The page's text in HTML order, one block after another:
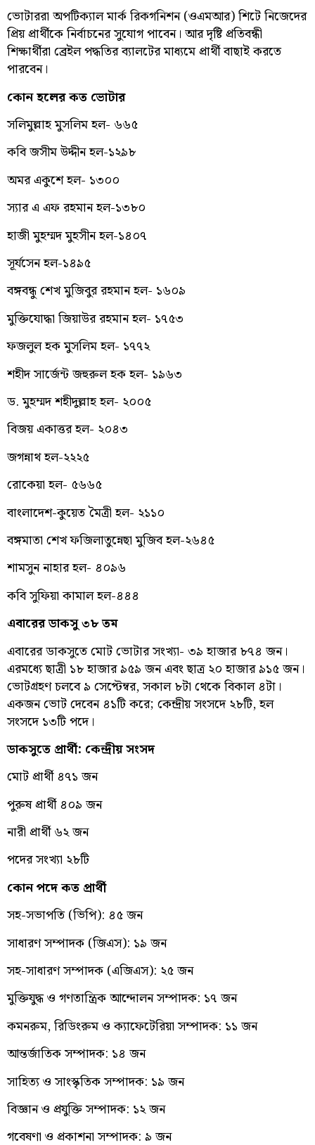
ভোটাররা অপটিক্যাল মার্ক রিকগনিশন (ওএমআর) শিটে নিজেদের
প্রিয় প্রার্থীকে নির্বাচনের সুযোগ পাবেন। আর দৃষ্টি প্রতিবন্ধী
শিক্ষার্থীরা ব্রেইল পদ্ধতির ব্যালটের মাধ্যমে প্রার্থী বাছাই করতে
পারবেন।
কোন হলের কত ভোটার
সলিমুল্লাহ মুসলিম হল- ৬৬৫
কবি জসীম উদ্দীন হল-১২৯৮
অমর একুশে হল- ১৩০০
স্যার এ এফ রহমান হল-১৩৮০
হাজী মুহম্মদ মুহসীন হল-১৪০৭
সূর্যসেন হল-১৪৯৫
বঙ্গবন্ধু শেখ মুজিবুর রহমান হল- ১৬০৯
মুক্তিযোদ্ধা জিয়াউর রহমান হল- ১৭৫৩
ফজলুল হক মুসলিম হল- ১৭৭২
শহীদ সার্জেন্ট জহুরুল হক হল- ১৯৬৩
ড. মুহম্মদ শহীদুল্লাহ হল- ২০০৫
বিজয় একাত্তর হল- ২০৪৩
জগন্নাথ হল-২২২৫
রোকেয়া হল- ৫৬৬৫
বাংলাদেশ-কুয়েত মৈত্রী হল- ২১১০
বঙ্গমাতা শেখ ফজিলাতুন্নেছা মুজিব হল-২৬৪৫
শামসুন নাহার হল- ৪০৯৬
কবি সুফিয়া কামাল হল-৪৪৪
এবারের ডাকসু ৩৮ তম
এবারের ডাকসুতে মোট ভোটার সংখ্যা- ৩৯ হাজার ৮৭৪ জন।
এরমধ্যে ছাত্রী ১৮ হাজার ৯৫৯ জন এবং ছাত্র ২০ হাজার ৯১৫ জন।
ভোটগ্রহণ চলবে ৯ সেপ্টেম্বর, সকাল ৮টা থেকে বিকাল ৪টা।
একজন ভোট দেবেন ৪১টি করে; কেন্দ্রীয় সংসদে ২৮টি, হল
সংসদে ১৩টি পদে।
ডাকসুতে প্রার্থী: কেন্দ্রীয় সংসদ
মোট প্রার্থী ৪৭১ জন
পুরুষ প্রার্থী ৪০৯ জন
নারী প্রার্থী ৬২ জন
পদের সংখ্যা ২৮টি
কোন পদে কত প্রার্থী
সহ-সভাপতি (ভিপি): ৪৫ জন
সাধারণ সম্পাদক (জিএস): ১৯ জন
সহ-সাধারণ সম্পাদক (এজিএস): ২৫ জন
মুক্তিযুদ্ধ ও গণতান্ত্রিক আন্দোলন সম্পাদক: ১৭ জন
কমনরুম, রিডিংরুম ও ক্যাফেটেরিয়া সম্পাদক: ১১ জন
আন্তর্জাতিক সম্পাদক: ১৪ জন
সাহিত্য ও সাংস্কৃতিক সম্পাদক: ১৯ জন
বিজ্ঞান ও প্রযুক্তি সম্পাদক: ১২ জন
গবেষণা ও প্রকাশনা সম্পাদক: ৯ জন